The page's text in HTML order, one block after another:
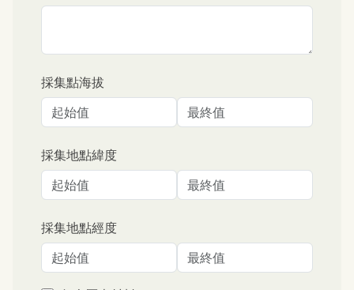
採集點海拔
採集地點緯度
採集地點經度